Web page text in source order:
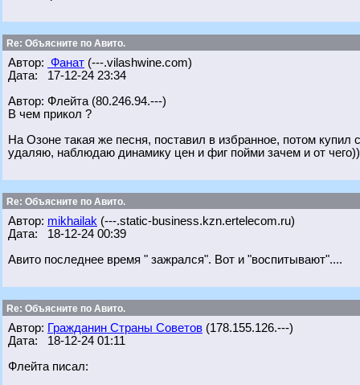
Re: Объясните по Авито.
Автор: Фанат (---.vilashwine.com)
Дата: 17-12-24 23:34
Автор: Флейта (80.246.94.---)
В чем прикол ?
На Озоне такая же песня, поставил в избранное, потом купил
удаляю, наблюдаю динамику цен и фиг пойми зачем и от
Re: Объясните по Авито.
Автор: mikhailak (---.static-business.kzn.ertelecom.ru)
Дата: 18-12-24 00:39
Авито последнее время " зажрался". Вот и "воспитывают"....
Re: Объясните по Авито.
Автор: Гражданин Страны Советов (178.155.126.---)
Дата: 18-12-24 01:11
Флейта писал: